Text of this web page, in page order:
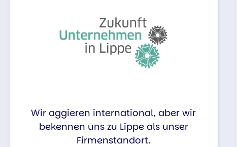
Wir aggieren international, aber wir
bekennen uns zu Lippe als unser
Firmenstandort.